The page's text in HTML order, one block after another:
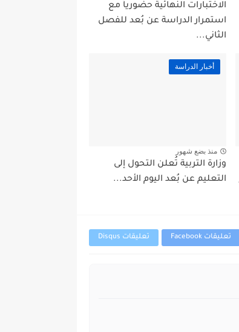
الاختبارات النهائية حضورياً مع
استمرار الدراسة عن بُعد للفصل
الثاني...
أخبار الدراسة
منذ بضع شهور
وزارة التربية تُعلن التحول إلى
التعليم عن بُعد اليوم الأحد...
تعليقات Facebook تعليقات Disqus